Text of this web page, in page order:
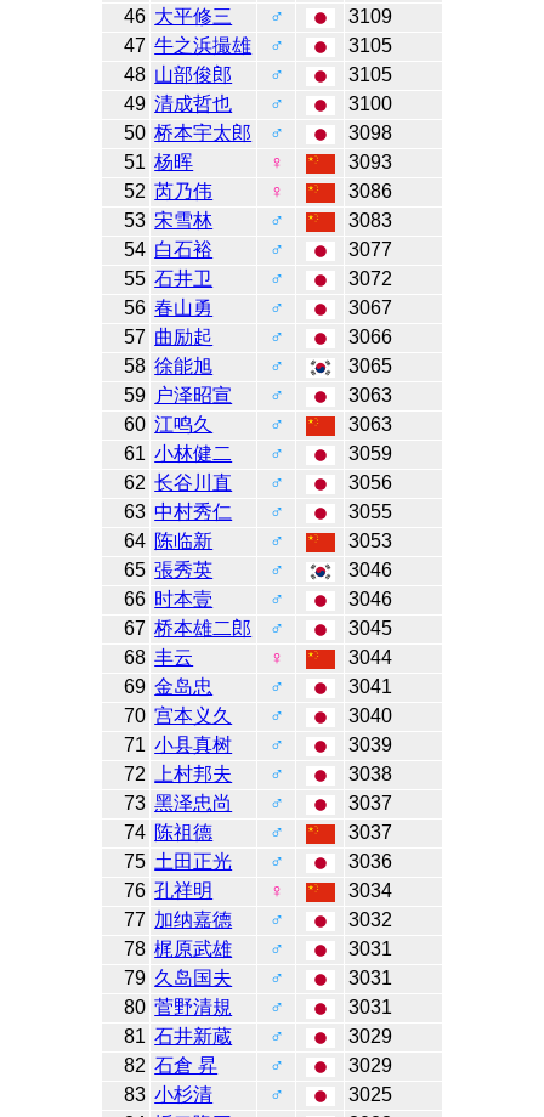
46 大平修三 ♂
3109
47 牛之浜撮雄 ♂
3105
48 山部俊郎 ♂
3105
49 清成哲也 ♂
3100
50 桥本宇太郎 ♂
3098
51 杨晖 ♀
3093
52 芮乃伟 ♀
3086
53 宋雪林 ♂
3083
54 白石裕 ♂
3077
55 石井卫 ♂
3072
56 春山勇 ♂
3067
57 曲励起 ♂
3066
58 徐能旭 ♂
3065
59 户泽昭宣 ♂
3063
60 江鸣久 ♂
3063
61 小林健二 ♂
3059
62 长谷川直 ♂
3056
63 中村秀仁 ♂
3055
64 陈临新 ♂
3053
65 張秀英 ♂
3046
66 时本壹 ♂
3046
67 桥本雄二郎 ♂
3045
68 丰云 ♀
3044
69 金岛忠 ♂
3041
70 宫本义久 ♂
3040
71 小县真树 ♂
3039
72
上村邦夫 ♂
3038
73 黑泽忠尚 ♂
3037
74 陈祖德 ♂
3037
75 土田正光 ♂
3036
76 孔祥明 ♀
3034
77 加纳嘉德 ♂
3032
78 梶原武雄 ♂
3031
79 久岛国夫 ♂
3031
80 菅野清規 ♂
3031
81 石井新蔵 ♂
3029
82 石倉 昇 ♂
3029
83 小杉清 ♂
3025